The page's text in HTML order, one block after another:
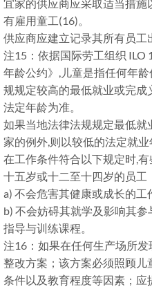
宜家的供应商应采取适当措
有雇用童工(16)。
供应商应建立记录其所有员工
注15：依据国际劳工组织 ILO
年龄公约》,儿童是指任何年
规规定较高的最低就业或完成
法定年龄为准。
如果当地法律法规规定最低就
家的例外,则以较低的法定就业
在工作条件符合以下规定时,
十五岁或十二至十四岁的员工
a) 不会危害其健康或成长的工
b) 不会妨碍其就学及影响其
指导与训练课程。
注16：如果在任何生产场所
整改方案；该方案必须照顾儿
条件以及教育程度等因素；